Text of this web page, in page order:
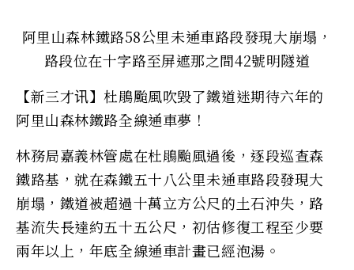
阿里山森林鐵路58公里未通車路段發現大崩塌，
路段位在十字路至屏遮那之間42號明隧道
【新三才讯】杜鵑颱風吹毀了鐵道迷期待六年的
阿里山森林鐵路全線通車夢！
林務局嘉義林管處在杜鵑颱風過後，逐段巡查森
鐵路基，就在森鐵五十八公里未通車路段發現大
崩塌，鐵道被超過十萬立方公尺的土石沖失，路
基流失長達約五十五公尺，初估修復工程至少要
兩年以上，年底全線通車計畫已經泡湯。